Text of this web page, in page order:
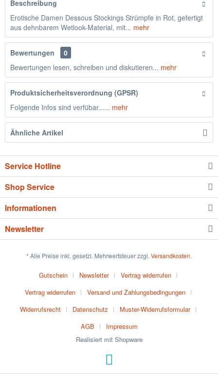
Beschreibung
Erotische Damen Dessous Stockings Strümpfe in Rot, gefertigt
aus dehnbarem Wetlook-Material, mit... mehr
Bewertungen
0
Bewertungen lesen, schreiben und diskutieren... mehr
Produktsicherheitsverordnung (GPSR)
Folgende Infos sind verfübar...... mehr
Ähnliche Artikel
Service Hotline
Shop Service
Informationen
Newsletter
* Alle Preise inkl. gesetzl. Mehrwertsteuer zzgl. Versandkosten.
Gutschein Newsletter
Vertrag widerrufen
Vertrag widerrufen
Versand und Zahlungsbedingungen
Widerrufsrecht
Datenschutz
Muster-Widerrufsformular
AGB
Impressum
Realisiert mit Shopware